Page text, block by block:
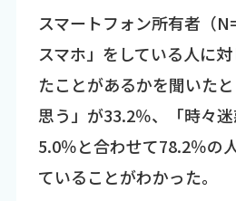
スマートフォン所有者（
スマホ」をしている人に
たことがあるかを聞いた
思う」が33.2％、「時々
5.0％と合わせて78.2％の
ていることがわかった。